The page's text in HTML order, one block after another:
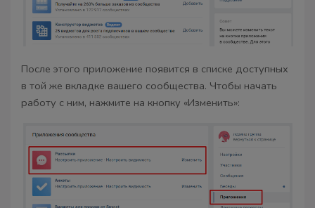
После этого приложение появится в списке доступных
в той же вкладке вашего сообщества. Чтобы начать
работу с ним, нажмите на кнопку «Изменить»: